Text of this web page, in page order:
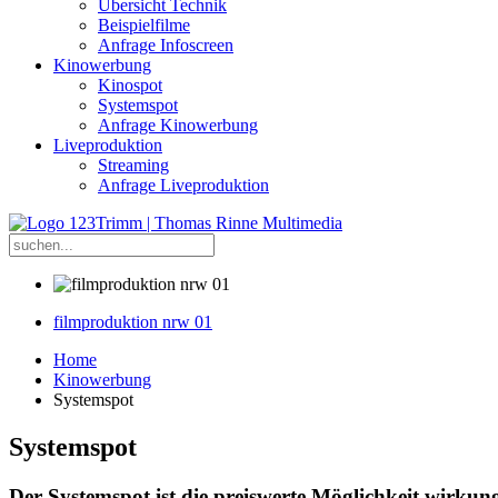
Übersicht Technik
Beispielfilme
Anfrage Infoscreen
Kinowerbung
Kinospot
Systemspot
Anfrage Kinowerbung
Liveproduktion
Streaming
Anfrage Liveproduktion
filmproduktion nrw 01
Home
Kinowerbung
Systemspot
Systemspot